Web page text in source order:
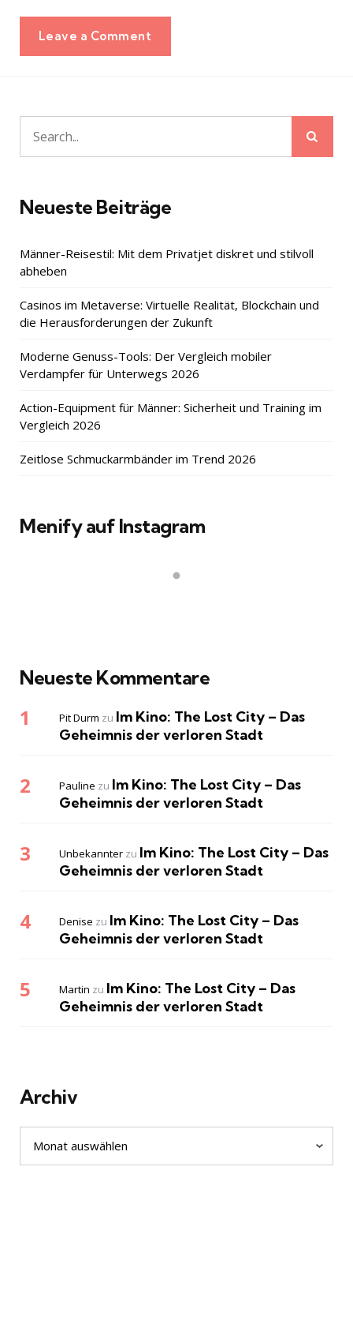
Leave a Comment
Search
for:
Neueste Beiträge
Männer-Reisestil: Mit dem Privatjet diskret und stilvoll
abheben
Casinos im Metaverse: Virtuelle Realität, Blockchain und
die Herausforderungen der Zukunft
Moderne Genuss-Tools: Der Vergleich mobiler
Verdampfer für Unterwegs 2026
Action-Equipment für Männer: Sicherheit und Training im
Vergleich 2026
Zeitlose Schmuckarmbänder im Trend 2026
Menify auf Instagram
Neueste Kommentare
Pit Durm zu Im Kino: The Lost City – Das
Geheimnis der verloren Stadt
Pauline zu Im Kino: The Lost City – Das
Geheimnis der verloren Stadt
Unbekannter zu Im Kino: The Lost City – Das
Geheimnis der verloren Stadt
Denise zu Im Kino: The Lost City – Das
Geheimnis der verloren Stadt
Martin zu Im Kino: The Lost City – Das
Geheimnis der verloren Stadt
Archiv
Archiv